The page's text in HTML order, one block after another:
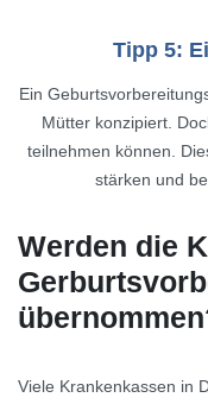
Tipp 5:
Ein
Mütter konzipiert.
teilnehmen können.
stärken und
Werden die
Viele Krankenkassen in